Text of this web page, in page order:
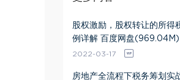
股权激励，股权转让的所得
例详解 百度网盘(969.04M)
2022-03-17
房地产全流程下税务筹划实